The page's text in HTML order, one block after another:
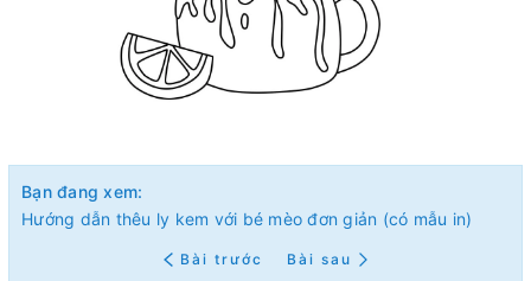
Bạn đang xem:
Hướng dẫn thêu ly kem với bé mèo đơn giản (có mẫu in)
Bài trước Bài sau